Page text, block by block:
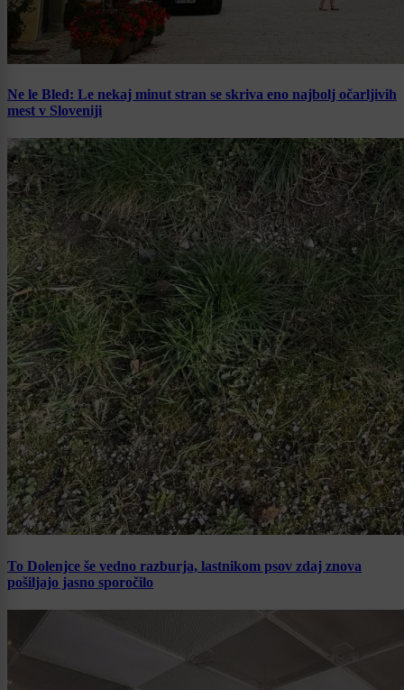
Ne le Bled: Le nekaj minut stran se skriva eno najbolj očarljivih
mest v Sloveniji
To Dolenjce še vedno razburja, lastnikom psov zdaj znova
pošiljajo jasno sporočilo